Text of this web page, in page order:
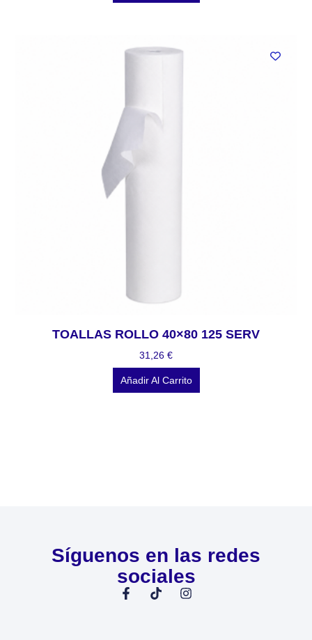
TOALLAS ROLLO 40×80 125 SERV
31,26 €
Añadir Al Carrito
Síguenos en las redes
sociales